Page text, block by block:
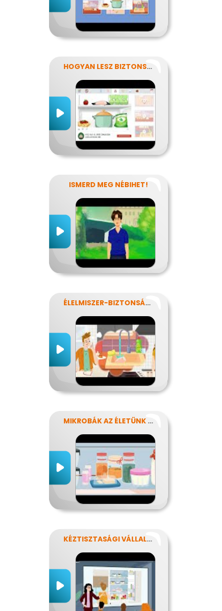
HOGYAN LESZ BIZTONSÁGOS, AMIT MEGESZEL?
ISMERD MEG NÉBIHET!
ÉLELMISZER-BIZTONSÁG, NÉBIH, EFSA
MIKROBÁK AZ ÉLETÜNK SZÁMOS TERÜLETÉN
KÉZTISZTASÁGI VÁLLALAT